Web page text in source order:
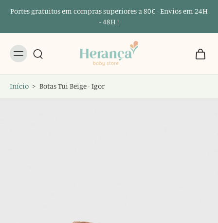
Portes gratuitos em compras superiores a 80€ - Envios em 24H
- 48H !
Início > Botas Tui Beige - Igor